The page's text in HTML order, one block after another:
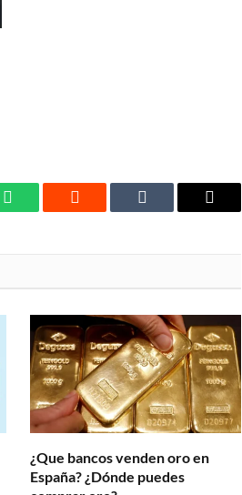
WhatsAppReddit Tumblr Email
¿Que bancos venden oro en
España? ¿Dónde puedes